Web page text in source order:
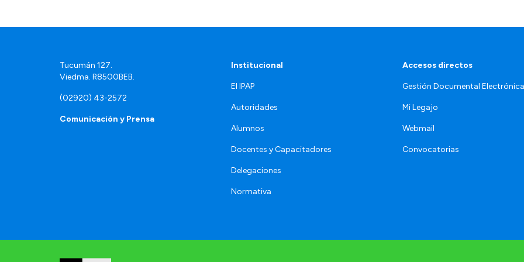
Tucumán 127.
Viedma. R8500BEB.
(02920) 43-2572
Comunicación y Prensa
Institucional
El IPAP
Autoridades
Alumnos
Docentes y Capacitadores
Delegaciones
Normativa
Accesos directos
Gestión Documental Electrónica
Mi Legajo
Webmail
Convocatorias